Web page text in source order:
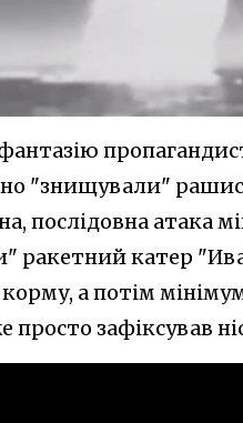
"знищували"
послідовна атака
ракетний катер
а потім
зафіксував